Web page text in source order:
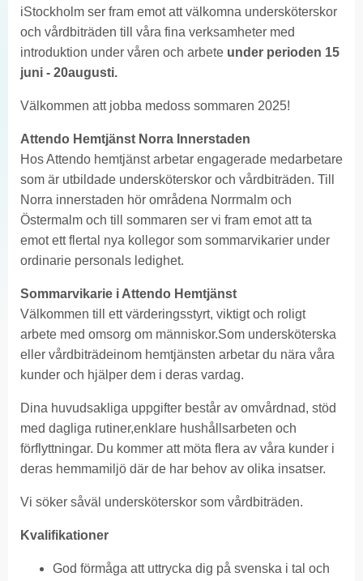
iStockholm ser fram emot att välkomna undersköterskor
och vårdbiträden till våra fina verksamheter med
introduktion under våren och arbete under perioden 15
juni - 20augusti.
Välkommen att jobba medoss sommaren 2025!
Attendo Hemtjänst Norra Innerstaden
Hos Attendo hemtjänst arbetar engagerade medarbetare
som är utbildade undersköterskor och vårdbiträden. Till
Norra innerstaden hör områdena Norrmalm och
Östermalm och till sommaren ser vi fram emot att ta
emot ett flertal nya kollegor som sommarvikarier under
ordinarie personals ledighet.
Sommarvikarie i Attendo Hemtjänst
Välkommen till ett värderingsstyrt, viktigt och roligt
arbete med omsorg om människor.Som undersköterska
eller vårdbiträdeinom hemtjänsten arbetar du nära våra
kunder och hjälper dem i deras vardag.
Dina huvudsakliga uppgifter består av omvårdnad, stöd
med dagliga rutiner,enklare hushållsarbeten och
förflyttningar. Du kommer att möta flera av våra kunder i
deras hemmamiljö där de har behov av olika insatser.
Vi söker såväl undersköterskor som vårdbiträden.
Kvalifikationer
God förmåga att uttrycka dig på svenska i tal och